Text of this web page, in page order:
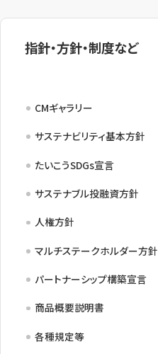
指針・方針・制度など
CMギャラリー
サステナビリティ基本方針
たいこうSDGs宣言
サステナブル投融資方針
人権方針
マルチステークホルダー方針
パートナーシップ構築宣言
商品概要説明書
各種規定等